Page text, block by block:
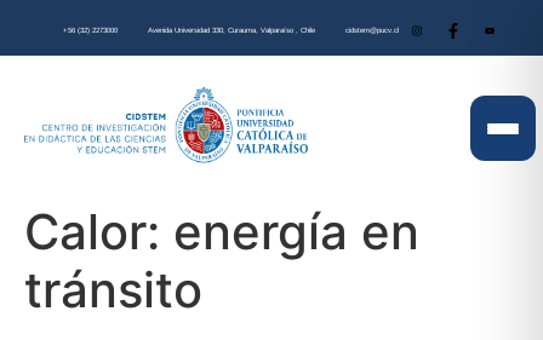
+56 (32) 2273000 Avenida Universidad 330, Curauma, Valparaíso , Chile cidstem@pucv.cl
Calor: energía en
tránsito